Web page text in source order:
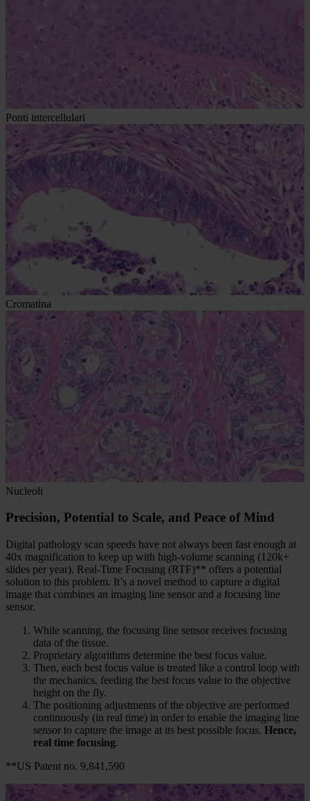
Ponti intercellulari
Cromatina
Nucleoli
Precision, Potential to Scale, and Peace of Mind
Digital pathology scan speeds have not always been fast enough at
40x magnification to keep up with high-volume scanning (120k+
slides per year). Real-Time Focusing (RTF)** offers a potential
solution to this problem. It’s a novel method to capture a digital
image that combines an imaging line sensor and a focusing line
sensor.
While scanning, the focusing line sensor receives focusing
data of the tissue.
Proprietary algorithms determine the best focus value.
Then, each best focus value is treated like a control loop with
the mechanics, feeding the best focus value to the objective
height on the fly.
The positioning adjustments of the objective are performed
continuously (in real time) in order to enable the imaging line
sensor to capture the image at its best possible focus. Hence,
real time focusing.
**US Patent no. 9,841,590